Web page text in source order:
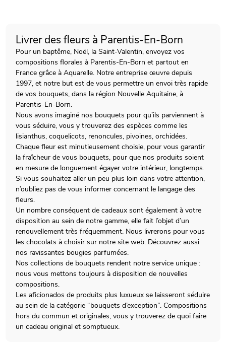
Livrer des fleurs à Parentis-En-Born
Pour un baptême, Noël, la Saint-Valentin, envoyez vos
compositions florales à Parentis-En-Born et partout en
France grâce à Aquarelle. Notre entreprise œuvre depuis
1997, et notre but est de vous permettre un envoi très rapide
de vos bouquets, dans la région Nouvelle Aquitaine, à
Parentis-En-Born.
Nous avons imaginé nos bouquets pour qu’ils parviennent à
vous séduire, vous y trouverez des espèces comme les
lisianthus, coquelicots, renoncules, pivoines, orchidées.
Chaque fleur est minutieusement choisie, pour vous garantir
la fraîcheur de vous bouquets, pour que nos produits soient
en mesure de longuement égayer votre intérieur, longtemps.
Si vous souhaitez aller un peu plus loin dans votre attention,
n’oubliez pas de vous informer concernant le langage des
fleurs.
Un nombre conséquent de cadeaux sont également à votre
disposition au sein de notre gamme, elle fait l’objet d’un
renouvellement très fréquemment. Nous livrerons pour vous
les chocolats à choisir sur notre site web. Découvrez aussi
nos ravissantes bougies parfumées.
Nos collections de bouquets rendent notre service unique :
nous vous mettons toujours à disposition de nouvelles
compositions.
Les aficionados de produits plus luxueux se laisseront séduire
au sein de la catégorie “bouquets d’exception”. Compositions
hors du commun et originales, vous y trouverez de quoi faire
un cadeau original et somptueux.